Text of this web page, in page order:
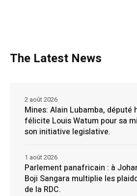
The Latest News
Mines: Alain Lubamba, député
félicite Louis Watum pour sa
son initiative legislative.
2 août 2026
Parlement panafricain : à
Boji Sangara multiplie les
de la RDC.
1 août 2026